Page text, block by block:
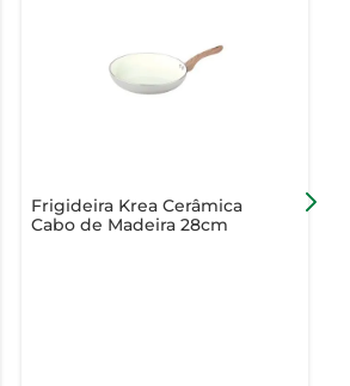
Frigideira Krea Cerâmica
Cabo de Madeira 28cm